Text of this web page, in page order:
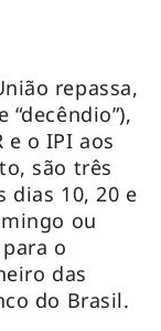
repassa,
e o IPI aos
são três
dias 10, 20 e
ou
o
das
do Brasil.